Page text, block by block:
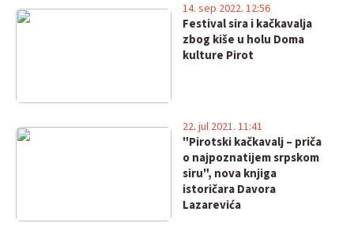
Festival sira i kačkavalja
zbog kiše u holu Doma
kulture Pirot
14. sep 2022. 12:56
"Pirotski kačkavalj – priča
o najpoznatijem srpskom
siru", nova knjiga
istoričara Davora
Lazarevića
22. jul 2021. 11:41